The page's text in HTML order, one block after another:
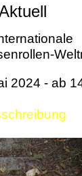
2024 - ab